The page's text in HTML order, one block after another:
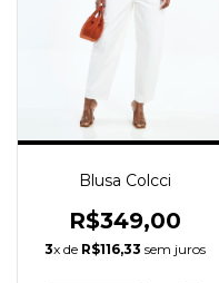
Blusa Colcci
R$349,00
3x de R$116,33 sem juros